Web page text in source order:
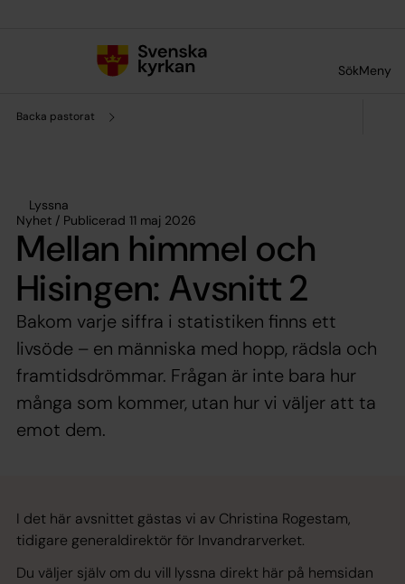
SökMeny
Backa pastorat
Lyssna
Nyhet / Publicerad 11 maj 2026
Mellan himmel och
Hisingen: Avsnitt 2
Bakom varje siffra i statistiken finns ett
livsöde – en människa med hopp, rädsla och
framtidsdrömmar. Frågan är inte bara hur
många som kommer, utan hur vi väljer att ta
emot dem.
I det här avsnittet gästas vi av Christina Rogestam,
tidigare generaldirektör för Invandrarverket.
Du väljer själv om du vill lyssna direkt här på hemsidan